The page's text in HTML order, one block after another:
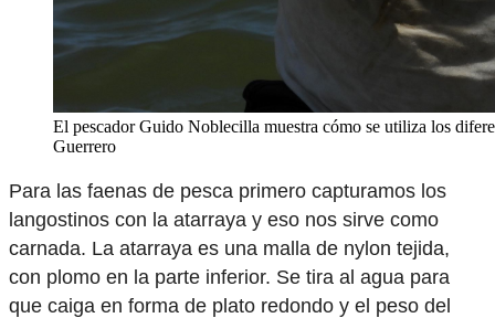
El pescador Guido Noblecilla muestra cómo se utiliza los
Guerrero
Para las faenas de pesca primero capturamos los
langostinos con la atarraya y eso nos sirve como
carnada. La atarraya es una malla de nylon tejida,
con plomo en la parte inferior. Se tira al agua para
que caiga en forma de plato redondo y el peso del